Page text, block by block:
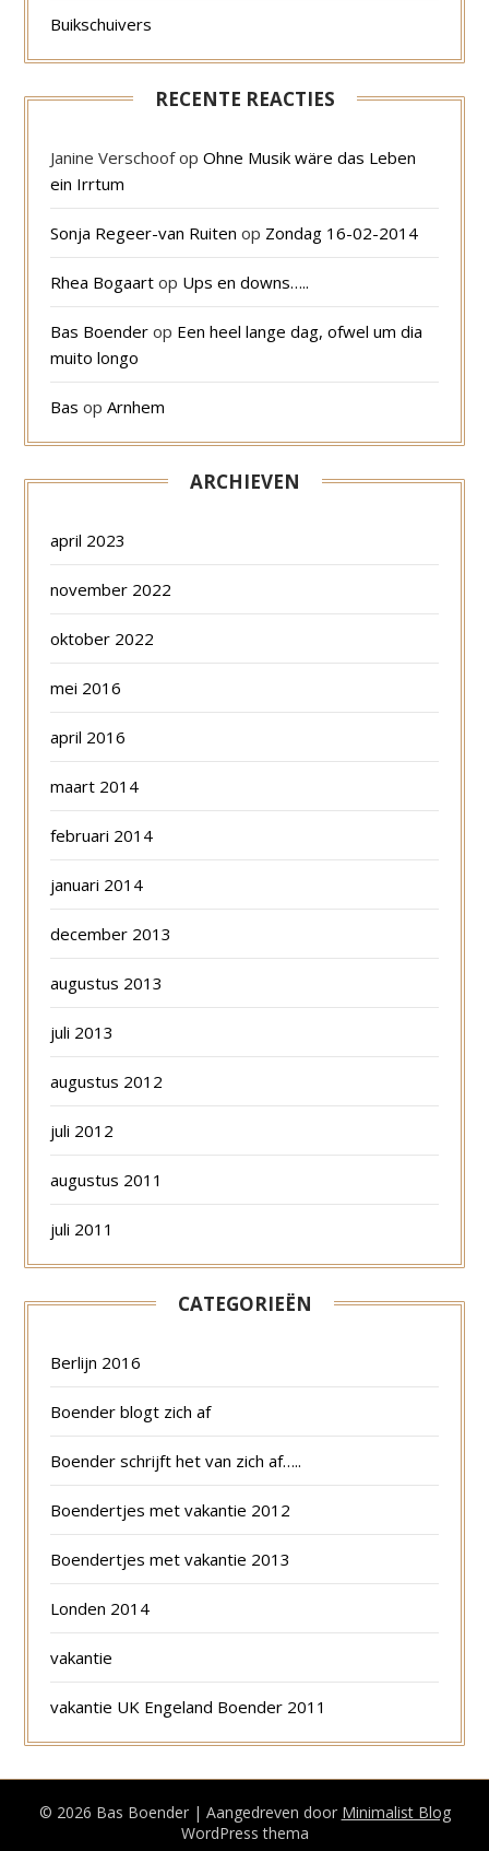
Buikschuivers
RECENTE REACTIES
Janine VerschoofopOhne Musik wäre das Leben
ein Irrtum
Sonja Regeer-van Ruiten op Zondag 16-02-2014
Rhea Bogaart op Ups en downs…..
Bas Boender op Een heel lange dag, ofwel um dia
muito longo
Bas opArnhem
ARCHIEVEN
april 2023
november 2022
oktober 2022
mei 2016
april 2016
maart 2014
februari 2014
januari 2014
december 2013
augustus 2013
juli 2013
augustus 2012
juli 2012
augustus 2011
juli 2011
CATEGORIEËN
Berlijn 2016
Boender blogt zich af
Boender schrijft het van zich af…..
Boendertjes met vakantie 2012
Boendertjes met vakantie 2013
Londen 2014
vakantie
vakantie UK Engeland Boender 2011
© 2026 Bas Boender | Aangedreven door Minimalist Blog
WordPress thema